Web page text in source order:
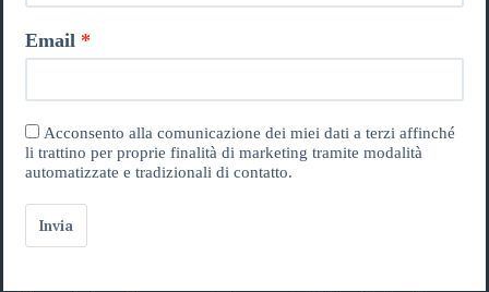
Email
Acconsento alla comunicazione dei miei dati a terzi affinché
li trattino per proprie finalità di marketing tramite modalità
automatizzate e tradizionali di contatto.
Invia